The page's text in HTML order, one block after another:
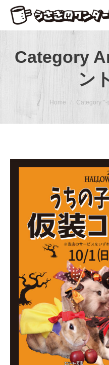
Category
ン
You are here:Home Category "